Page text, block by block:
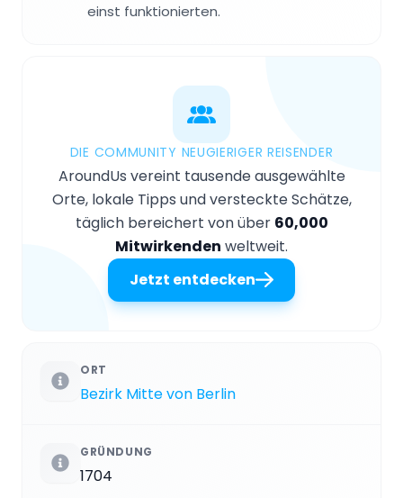
einst funktionierten.
DIE COMMUNITY NEUGIERIGER REISENDER
AroundUs vereint tausende ausgewählte
Orte, lokale Tipps und versteckte Schätze,
täglich bereichert von über 60,000
Mitwirkenden weltweit.
Jetzt entdecken
ORT
Bezirk Mitte von Berlin
GRÜNDUNG
1704